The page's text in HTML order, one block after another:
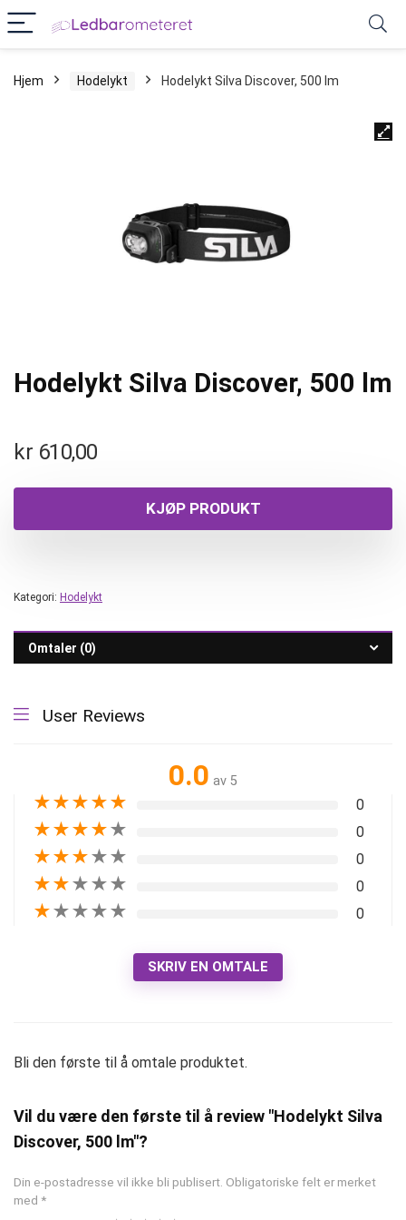
Hjem Hodelykt Hodelykt Silva Discover, 500 lm
Hodelykt Silva Discover, 500 lm
kr 610,00
KJØP PRODUKT
Kategori: Hodelykt
Omtaler (0)
User Reviews
0.0 av 5
★★★★★ 0
★★★★★ 0
★★★★★ 0
★★★★★ 0
★★★★★ 0
SKRIV EN OMTALE
Bli den første til å omtale produktet.
Vil du være den første til å review "Hodelykt Silva
Discover, 500 lm"?
Din e-postadresse vil ikke bli publisert. Obligatoriske felt er merket
med *